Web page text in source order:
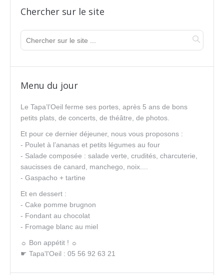
Chercher sur le site
Menu du jour
Le Tapa’l’Oeil ferme ses portes, après 5 ans de bons
petits plats, de concerts, de théâtre, de photos.
Et pour ce dernier déjeuner, nous vous proposons :
- Poulet à l’ananas et petits légumes au four
- Salade composée : salade verte, crudités, charcuterie,
saucisses de canard, manchego, noix....
- Gaspacho + tartine
Et en dessert :
- Cake pomme brugnon
- Fondant au chocolat
- Fromage blanc au miel
☼ Bon appétit ! ☼
☛ Tapa'l'Oeil : 05 56 92 63 21